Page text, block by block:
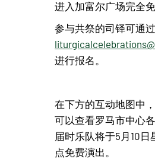
进入加富尔广场完全
参与共祭的司铎可通
进行报名。
在下方的互动地图中，
可以查看罗马市中心
届时乐队将于5月10日
点免费演出。